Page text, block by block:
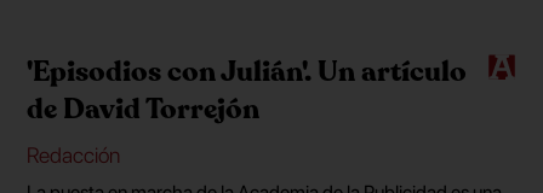
'Episodios con Julián'. Un artículo
de David Torrejón
Redacción